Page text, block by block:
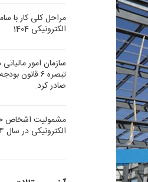
مراحل کلی کار با
الکترونیکی 1404
سازمان امور
صادر کرد.
مشمولیت اشخاص
الکترونیکی در سال ۱۴۰۴